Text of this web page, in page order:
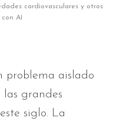
cardiovasculares y otros
AI
problema aislado
grandes
siglo. La